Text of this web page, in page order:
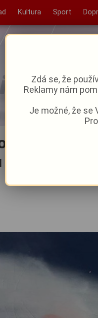
Kultura Sport
o život.
Zdá se, že
Reklamy nám
Je možné, že se